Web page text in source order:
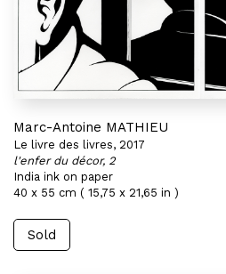
Marc-Antoine MATHIEU
Le livre des livres, 2017
l'enfer du décor, 2
India ink on paper
40 x 55 cm ( 15,75 x 21,65 in )
Sold